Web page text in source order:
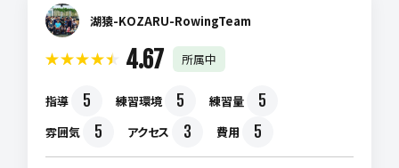
湖猿-KOZARU-RowingTeam
4.67 所属中
指導 5 練習環境 5 練習量 5
雰囲気 5 アクセス 3 費用 5